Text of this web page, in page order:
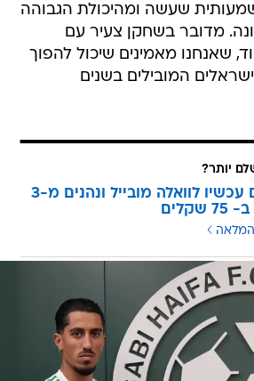
שעשה ומהיכולת הגבוהה
מדובר בשחקן צעיר עם
שאנחנו מאמינים שיכול להפוך
המובילים בשנים
יותר?
עוברים עכשיו לוואלה מובייל ונהנים מ-3